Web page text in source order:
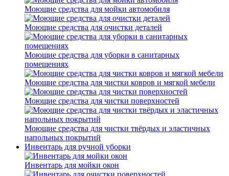
Моющие средства для мойки автомобиля
Моющие средства для очистки деталей
Моющие средства для уборки в санитарных
помещениях
Моющие средства для чистки ковров и мягкой мебели
Моющие средства для чистки поверхностей
Моющие средства для чистки твёрдых и эластичных
напольных покрытий
Инвентарь для ручной уборки
Инвентарь для мойки окон